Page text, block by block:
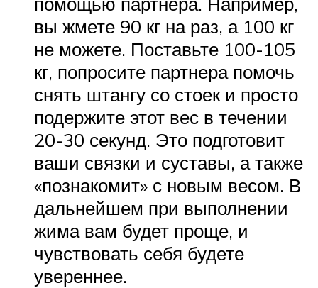
вы жмете 90 кг на раз, а 100 кг
не можете. Поставьте 100-105
кг, попросите партнера помочь
снять штангу со стоек и просто
подержите этот вес в течении
20-30 секунд. Это подготовит
ваши связки и суставы, а также
«познакомит» с новым весом. В
дальнейшем при выполнении
жима вам будет проще, и
чувствовать себя будете
увереннее.